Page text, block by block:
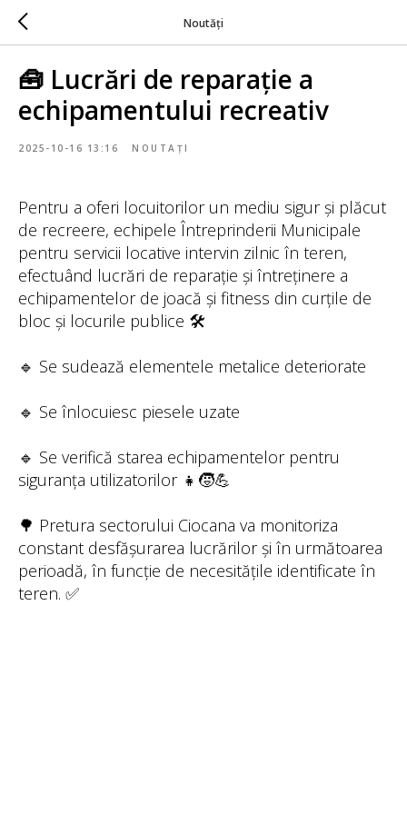
Noutăți
🧰 Lucrări de reparație a
echipamentului recreativ
2025-10-16 13:16 NOUTAȚI
Pentru a oferi locuitorilor un mediu sigur și plăcut
de recreere, echipele Întreprinderii Municipale
pentru servicii locative intervin zilnic în teren,
efectuând lucrări de reparație și întreținere a
echipamentelor de joacă și fitness din curțile de
bloc și locurile publice 🛠️
🔹 Se sudează elementele metalice deteriorate
🔹 Se înlocuiesc piesele uzate
🔹 Se verifică starea echipamentelor pentru
siguranța utilizatorilor 👧🧒💪
🌳 Pretura sectorului Ciocana va monitoriza
constant desfășurarea lucrărilor și în următoarea
perioadă, în funcție de necesitățile identificate în
teren. ✅